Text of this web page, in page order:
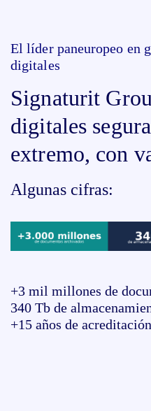
El líder paneuropeo en
digitales
Signaturit
digitales
extremo, con
Algunas cifras:
+3 mil millones de
340 Tb de
+15 años de acreditación